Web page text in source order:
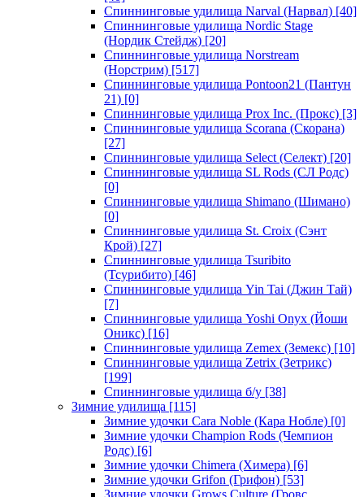
Спиннинговые удилища Narval (Нарвал) [40]
Спиннинговые удилища Nordic Stage
(Нордик Стейдж) [20]
Спиннинговые удилища Norstream
(Норстрим) [517]
Спиннинговые удилища Pontoon21 (Пантун
21) [0]
Спиннинговые удилища Prox Inc. (Прокс) [3]
Спиннинговые удилища Scorana (Скорана)
[27]
Спиннинговые удилища Select (Селект) [20]
Спиннинговые удилища SL Rods (СЛ Родс)
[0]
Спиннинговые удилища Shimano (Шимано)
[0]
Спиннинговые удилища St. Croix (Сэнт
Крой) [27]
Спиннинговые удилища Tsuribito
(Тсурибито) [46]
Спиннинговые удилища Yin Tai (Джин Тай)
[7]
Спиннинговые удилища Yoshi Onyx (Йоши
Оникс) [16]
Спиннинговые удилища Zemex (Земекс) [10]
Спиннинговые удилища Zetrix (Зетрикс)
[199]
Спиннинговые удилища б/у [38]
Зимние удилища [115]
Зимние удочки Cara Noble (Кара Нобле) [0]
Зимние удочки Champion Rods (Чемпион
Родс) [6]
Зимние удочки Chimera (Химера) [6]
Зимние удочки Grifon (Грифон) [53]